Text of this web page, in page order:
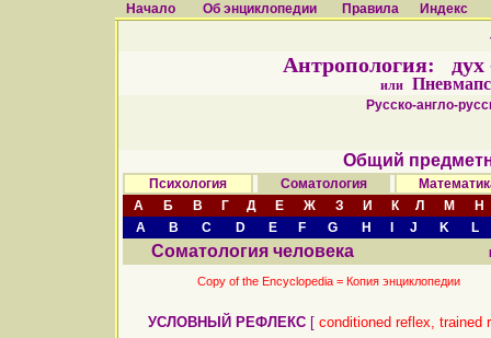
Начало Об энциклопедии Правила Индекс
Антропология: дух
или
Русско-англо-
Общий
Психология Соматология
А
Б В Г Д Е Ж З И К Л М
Н
A
B C D E F G H J K L
Соматология человека
Copy of the Encyclopedia = Копия энциклопедии
УСЛОВНЫЙ РЕФЛЕКС [ conditioned reflex, trained